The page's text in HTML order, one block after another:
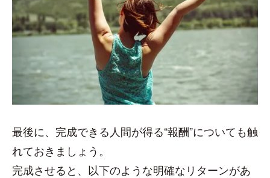
最後に、完成できる人間が得る“報酬”についても触
れておきましょう。
完成させると、以下のような明確なリターンがあ